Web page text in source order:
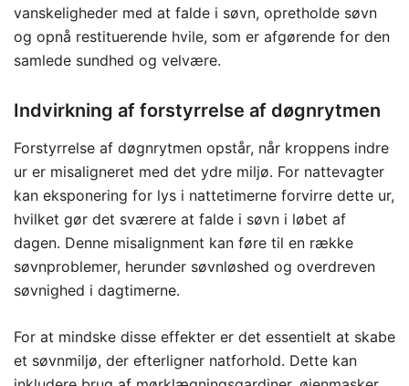
vanskeligheder med at falde i søvn, opretholde søvn
og opnå restituerende hvile, som er afgørende for den
samlede sundhed og velvære.
Indvirkning af forstyrrelse af døgnrytmen
Forstyrrelse af døgnrytmen opstår, når kroppens indre
ur er misaligneret med det ydre miljø. For nattevagter
kan eksponering for lys i nattetimerne forvirre dette ur,
hvilket gør det sværere at falde i søvn i løbet af
dagen. Denne misalignment kan føre til en række
søvnproblemer, herunder søvnløshed og overdreven
søvnighed i dagtimerne.
For at mindske disse effekter er det essentielt at skabe
et søvnmiljø, der efterligner natforhold. Dette kan